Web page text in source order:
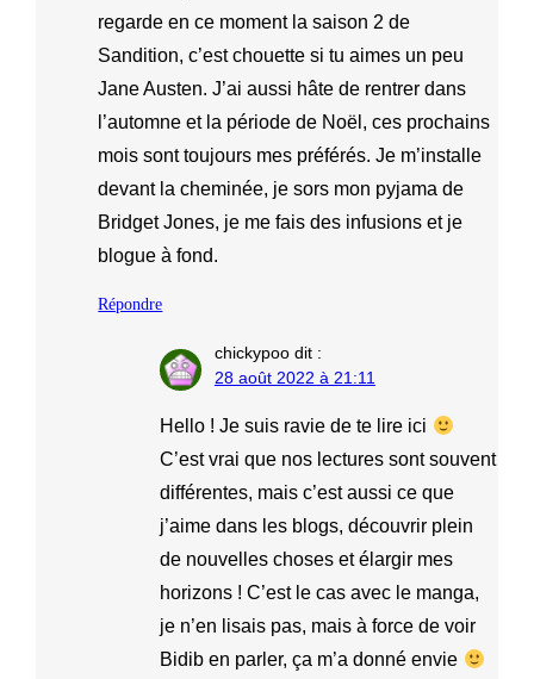
regarde en ce moment la saison 2 de
Sandition, c’est chouette si tu aimes un peu
Jane Austen. J’ai aussi hâte de rentrer dans
l’automne et la période de Noël, ces prochains
mois sont toujours mes préférés. Je m’installe
devant la cheminée, je sors mon pyjama de
Bridget Jones, je me fais des infusions et je
blogue à fond.
Répondre
chickypoo dit :
28 août 2022 à 21:11
Hello ! Je suis ravie de te lire ici
C’est vrai que nos lectures sont souvent
différentes, mais c’est aussi ce que
j’aime dans les blogs, découvrir plein
de nouvelles choses et élargir mes
horizons ! C’est le cas avec le manga,
je n’en lisais pas, mais à force de voir
Bidib en parler, ça m’a donné envie